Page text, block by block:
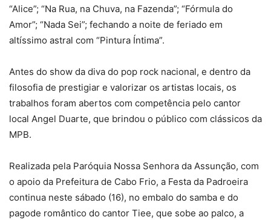
“Alice”; “Na Rua, na Chuva, na Fazenda”; “Fórmula do
Amor”; “Nada Sei”; fechando a noite de feriado em
altíssimo astral com “Pintura Íntima”.
Antes do show da diva do pop rock nacional, e dentro da
filosofia de prestigiar e valorizar os artistas locais, os
trabalhos foram abertos com competência pelo cantor
local Angel Duarte, que brindou o público com clássicos da
MPB.
Realizada pela Paróquia Nossa Senhora da Assunção, com
o apoio da Prefeitura de Cabo Frio, a Festa da Padroeira
continua neste sábado (16), no embalo do samba e do
pagode romântico do cantor Tiee, que sobe ao palco, a